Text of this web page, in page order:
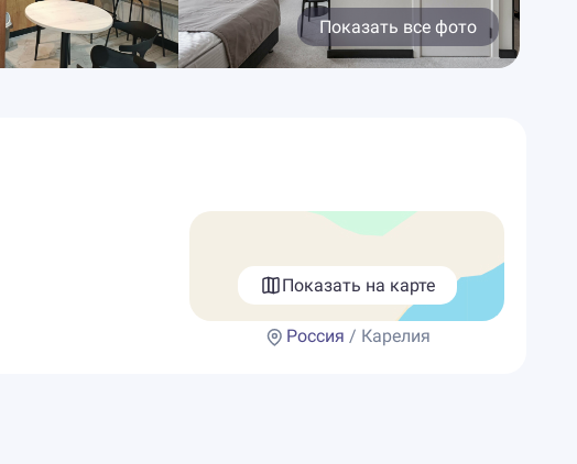
Показать все фото
Показать на карте
Россия / Карелия